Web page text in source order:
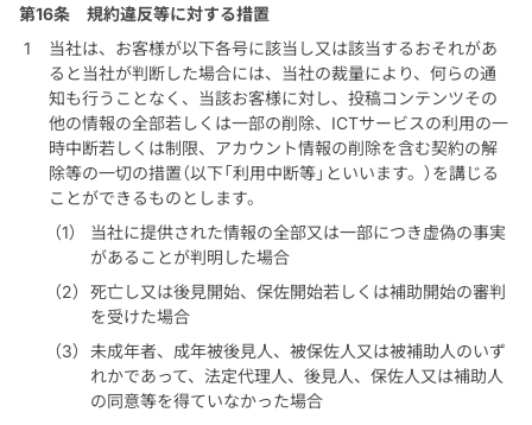
第16条
規約違反等に対する措置
当社は、お客様が以下各号に該当し又は該当するおそれがあ
ると当社が判断した場合には、当社の裁量により、何らの通
知も行うことなく、当該お客様に対し、投稿コンテンツその
他の情報の全部若しくは一部の削除、ICTサービスの利用の一
時中断若しくは制限、アカウント情報の削除を含む契約の解
除等の一切の措置（以下「利用中断等」といいます。）を講じる
ことができるものとします。
当社に提供された情報の全部又は一部につき虚偽の事実
があることが判明した場合
死亡し又は後見開始、保佐開始若しくは補助開始の審判
を受けた場合
未成年者、成年被後見人、被保佐人又は被補助人のいず
れかであって、法定代理人、後見人、保佐人又は補助人
の同意等を得ていなかった場合